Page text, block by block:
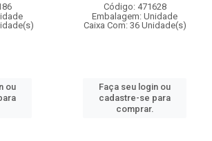
ou
Código: 471628
Embalagem: Unidade
Caixa Com: 36 Unidade(s)
Faça seu login ou
cadastre-se para
comprar.